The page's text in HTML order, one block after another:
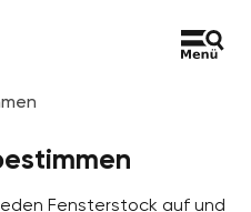
Fensterstock auf und